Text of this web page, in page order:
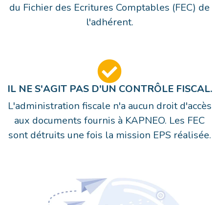
du Fichier des Ecritures Comptables (FEC) de
l'adhérent.
IL NE S'AGIT PAS D'UN CONTRÔLE FISCAL.
L'administration fiscale n'a aucun droit d'accès
aux documents fournis à KAPNEO. Les FEC
sont détruits une fois la mission EPS réalisée.